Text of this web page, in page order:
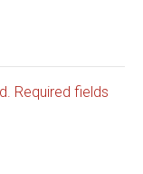
Required fields